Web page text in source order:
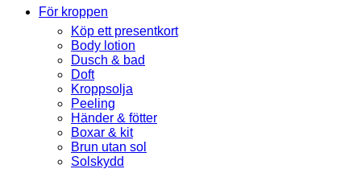
För kroppen
Köp ett presentkort
Body lotion
Dusch & bad
Doft
Kroppsolja
Peeling
Händer & fötter
Boxar & kit
Brun utan sol
Solskydd